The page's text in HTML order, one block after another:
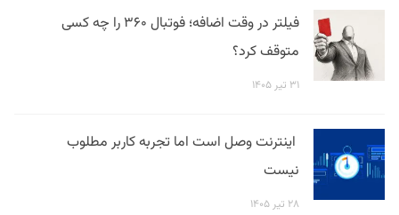
فیلتر در وقت اضافه؛ فوتبال ۳۶۰ را چه کسی
متوقف کرد؟
۳۱ تیر ۱۴۰۵
اینترنت وصل است اما تجربه کاربر مطلوب
نیست
۲۸ تیر ۱۴۰۵